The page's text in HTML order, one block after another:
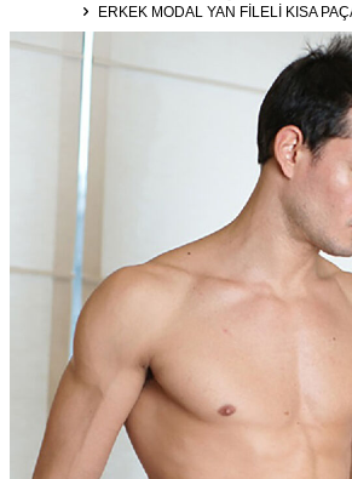
ERKEK MODAL YAN FILELI KISA